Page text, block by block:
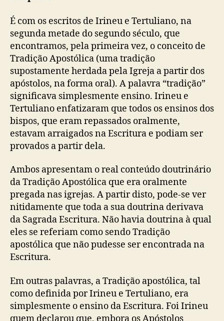
É com os escritos de Irineu e Tertuliano, na
segunda metade do segundo século, que
encontramos, pela primeira vez, o conceito de
Tradição Apostólica (uma tradição
supostamente herdada pela Igreja a partir dos
apóstolos, na forma oral). A palavra “tradição”
significava simplesmente ensino. Irineu e
Tertuliano enfatizaram que todos os ensinos dos
bispos, que eram repassados oralmente,
estavam arraigados na Escritura e podiam ser
provados a partir dela.
Ambos apresentam o real conteúdo doutrinário
da Tradição Apostólica que era oralmente
pregada nas igrejas. A partir disto, pode-se ver
nitidamente que toda a sua doutrina derivava
da Sagrada Escritura. Não havia doutrina à qual
eles se referiam como sendo Tradição
apostólica que não pudesse ser encontrada na
Escritura.
Em outras palavras, a Tradição apostólica, tal
como definida por Irineu e Tertuliano, era
simplesmente o ensino da Escritura. Foi Irineu
quem declarou que, embora os Apóstolos